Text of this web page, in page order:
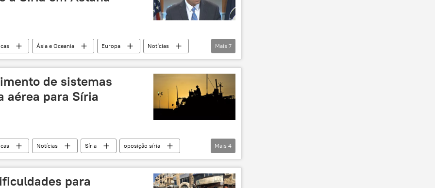
Ásia e Oceania Europa
Notícias
Turquia
Irã
Mais 7
de sistemas
aérea para Síria
Notícias Síria
oposição síria
defesa aérea EUA
Mais 4
para